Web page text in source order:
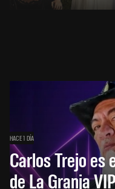
HACE 1 DÍA
Carlos Trejo es
de La Granja